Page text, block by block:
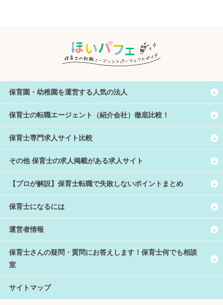
保育園・幼稚園を運営する人気の法人
保育士の転職エージェント（紹介会社）徹底比較！
保育士専門求人サイト比較
その他 保育士の求人掲載がある求人サイト
【プロが解説】保育士転職で失敗しないポイントまとめ
保育士になるには
運営者情報
保育士さんの疑問・質問にお答えします！保育士何でも相談
室
サイトマップ